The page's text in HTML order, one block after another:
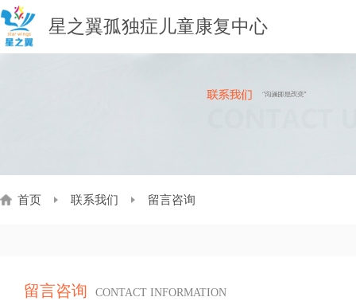
星之翼孤独症儿童康复中心
首页 联系我们 留言咨询
留言咨询 CONTACT INFORMATION